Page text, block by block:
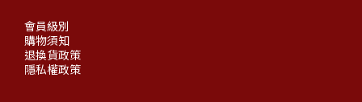
會員級別
購物須知
退換貨政策
隱私權政策